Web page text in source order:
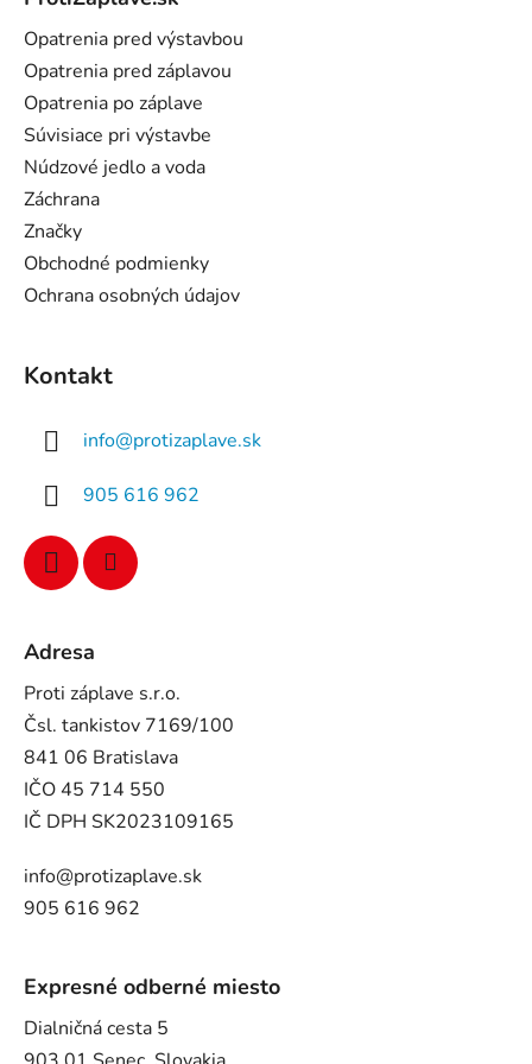
Opatrenia pred výstavbou
Opatrenia pred záplavou
Opatrenia po záplave
Súvisiace pri výstavbe
Núdzové jedlo a voda
Záchrana
Značky
Obchodné podmienky
Ochrana osobných údajov
Kontakt
info@protizaplave.sk
905 616 962
Adresa
Proti záplave s.r.o.
Čsl. tankistov 7169/100
841 06 Bratislava
IČO 45 714 550
IČ DPH SK2023109165
info@protizaplave.sk
905 616 962
Expresné odberné miesto
Dialničná cesta 5